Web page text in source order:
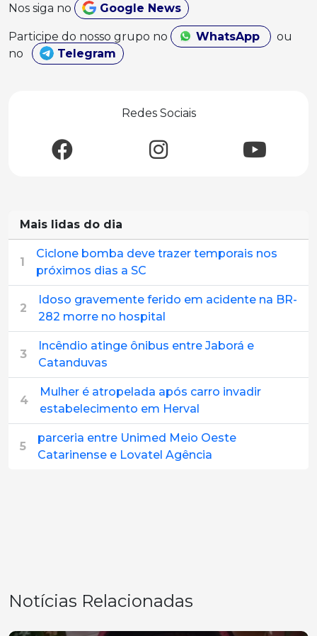
Nos siga no Google News
Participe do nosso grupo no WhatsApp
ou
no
Telegram
Redes Sociais
Mais lidas do dia
1
Ciclone bomba deve trazer temporais nos
próximos dias a SC
2
Idoso gravemente ferido em acidente na BR-
282 morre no hospital
3
Incêndio atinge ônibus entre Jaborá e
Catanduvas
4
Mulher é atropelada após carro invadir
estabelecimento em Herval
5
parceria entre Unimed Meio Oeste
Catarinense e Lovatel Agência
Notícias Relacionadas